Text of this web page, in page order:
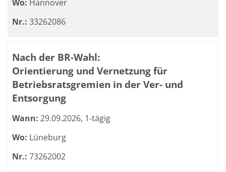
Wo: Hannover
Nr.: 33262086
Nach der BR-Wahl:
Orientierung und Vernetzung für
Betriebsratsgremien in der Ver- und
Entsorgung
Wann: 29.09.2026, 1-tägig
Wo: Lüneburg
Nr.: 73262002